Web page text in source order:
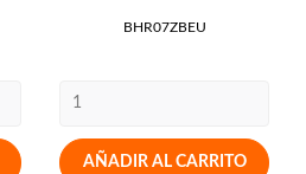
BHR07ZBEU
AÑADIR AL CARRITO